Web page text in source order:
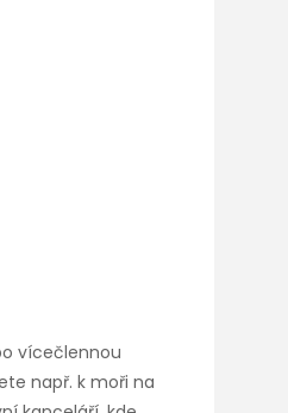
vícečlennou
např. k moři na